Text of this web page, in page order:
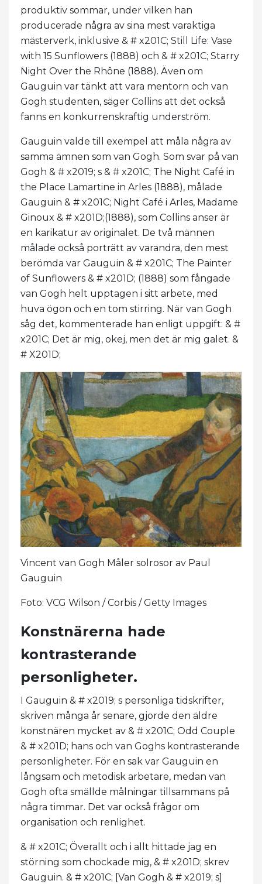
produktiv sommar, under vilken han
producerade några av sina mest varaktiga
mästerverk, inklusive & # x201C; Still Life: Vase
with 15 Sunflowers (1888) och & # x201C; Starry
Night Over the Rhône (1888). Även om
Gauguin var tänkt att vara mentorn och van
Gogh studenten, säger Collins att det också
fanns en konkurrenskraftig underström.
Gauguin valde till exempel att måla några av
samma ämnen som van Gogh. Som svar på van
Gogh & # x2019; s & # x201C; The Night Café in
the Place Lamartine in Arles (1888), målade
Gauguin & # x201C; Night Café i Arles, Madame
Ginoux & # x201D;(1888), som Collins anser är
en karikatur av originalet. De två männen
målade också porträtt av varandra, den mest
berömda var Gauguin & # x201C; The Painter
of Sunflowers & # x201D; (1888) som fångade
van Gogh helt upptagen i sitt arbete, med
huva ögon och en tom stirring. När van Gogh
såg det, kommenterade han enligt uppgift: & #
x201C; Det är mig, okej, men det är mig galet. &
# X201D;
Vincent van Gogh Måler solrosor av Paul
Gauguin
Foto: VCG Wilson / Corbis / Getty Images
Konstnärerna hade
kontrasterande
personligheter.
I Gauguin & # x2019; s personliga tidskrifter,
skriven många år senare, gjorde den äldre
konstnären mycket av & # x201C; Odd Couple
& # x201D; hans och van Goghs kontrasterande
personligheter. För en sak var Gauguin en
långsam och metodisk arbetare, medan van
Gogh ofta smällde målningar tillsammans på
några timmar. Det var också frågor om
organisation och renlighet.
& # x201C; Överallt och i allt hittade jag en
störning som chockade mig, & # x201D; skrev
Gauguin. & # x201C; [Van Gogh & # x2019; s]